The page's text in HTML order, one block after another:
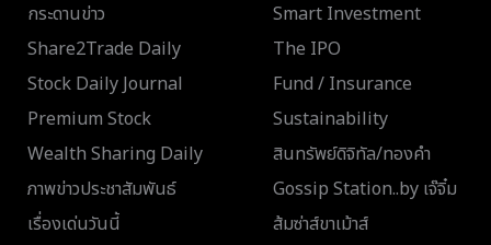
กระดานข่าว
Share2Trade Daily
Stock Daily Journal
Premium Stock
Wealth Sharing Daily
ภาพข่าวประชาสัมพันธ์
เรื่องเด่นวันนี้
Smart Investment
The IPO
Fund / Insurance
Sustainability
สินทรัพย์ดิจิทัล/ทองคำ
Gossip Station..by เจ๊จิ๋ม
ส้มซ่าส์ขาเม้าส์